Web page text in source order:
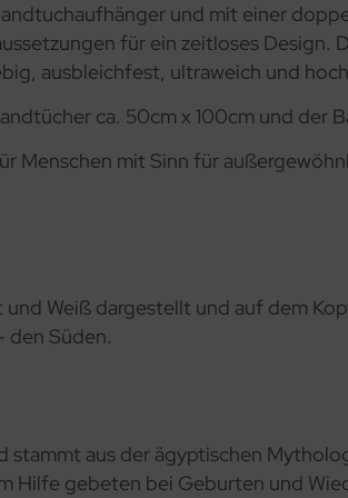
und mit einer
für ein zeitloses Design.
ausbleichfest, ultraweich und
ca. 50cm x 100cm und der
Menschen mit Sinn für
Weiß dargestellt und auf dem
den Süden.
stammt aus der ägyptischen
Hilfe gebeten bei Geburten und